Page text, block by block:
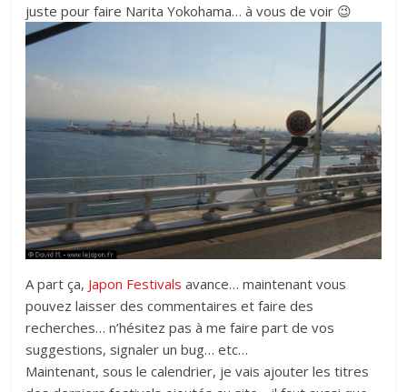
juste pour faire Narita Yokohama… à vous de voir 😉
A part ça, Japon Festivals avance… maintenant vous
pouvez laisser des commentaires et faire des
recherches… n’hésitez pas à me faire part de vos
suggestions, signaler un bug… etc…
Maintenant, sous le calendrier, je vais ajouter les titres